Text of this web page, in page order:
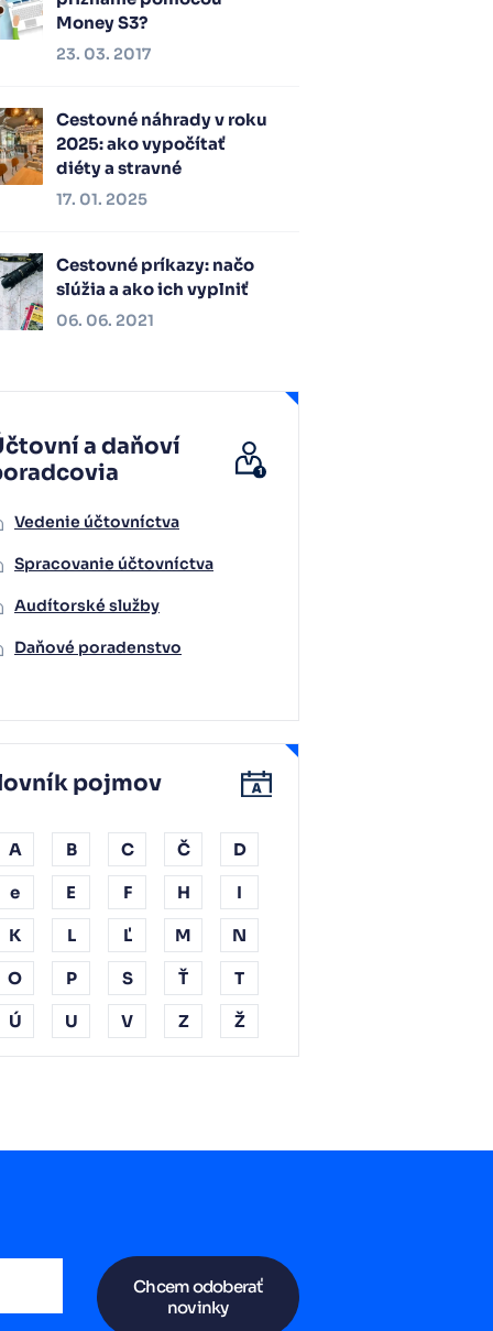
Money S3?
23. 03. 2017
Cestovné náhrady v roku
2025: ako vypočítať
diéty a stravné
17. 01. 2025
Cestovné príkazy: načo
slúžia a ako ich vyplniť
06. 06. 2021
a daňoví
Vedenie účtovníctva
Spracovanie účtovníctva
Audítorské služby
Daňové poradenstvo
pojmov
A B C Č D
e E F H I
K L Ľ M N
O P S Ť T
Ú U V Z Ž
Chcem odoberať
novinky